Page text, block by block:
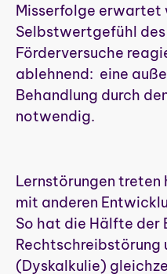
Misserfolge erwartet
Selbstwertgefühl
Förderversuche
ablehnend: eine
Behandlung durch
notwendig.
Lernstörungen
mit anderen
So hat die Hälfte der
Rechtschreibstörung
(Dyskalkulie)